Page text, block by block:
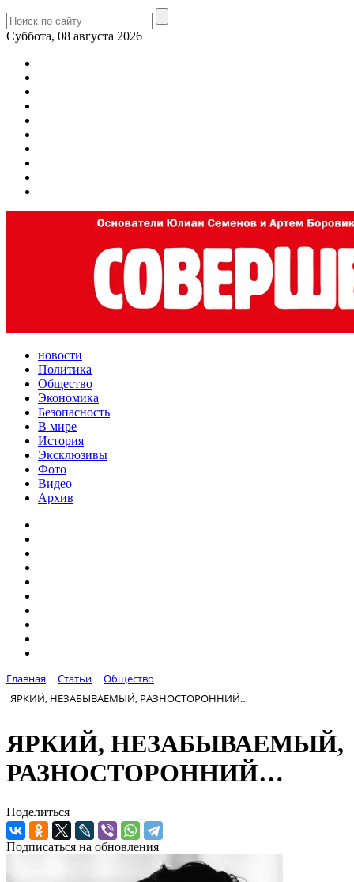
Суббота, 08 августа 2026
новости
Политика
Общество
Экономика
Безопасность
В мире
История
Эксклюзивы
Фото
Видео
Архив
Главная Статьи
Общество
ЯРКИЙ, НЕЗАБЫВАЕМЫЙ, РАЗНОСТОРОННИЙ…
ЯРКИЙ, НЕЗАБЫВАЕМЫЙ,
РАЗНОСТОРОННИЙ…
Поделиться
Подписаться на обновления